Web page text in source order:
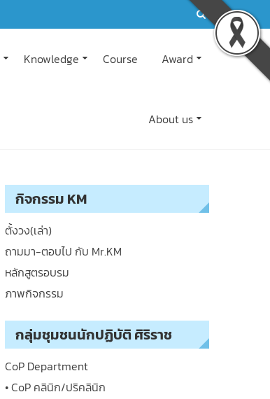
Knowledge Course Award
About us
กิจกรรม KM
ตั้งวง(เล่า)
ถามมา-ตอบไป กับ Mr.KM
หลักสูตรอบรม
ภาพกิจกรรม
กลุ่มชุมชนนักปฏิบัติ ศิริราช
CoP Department
• CoP คลินิก/ปริคลินิก